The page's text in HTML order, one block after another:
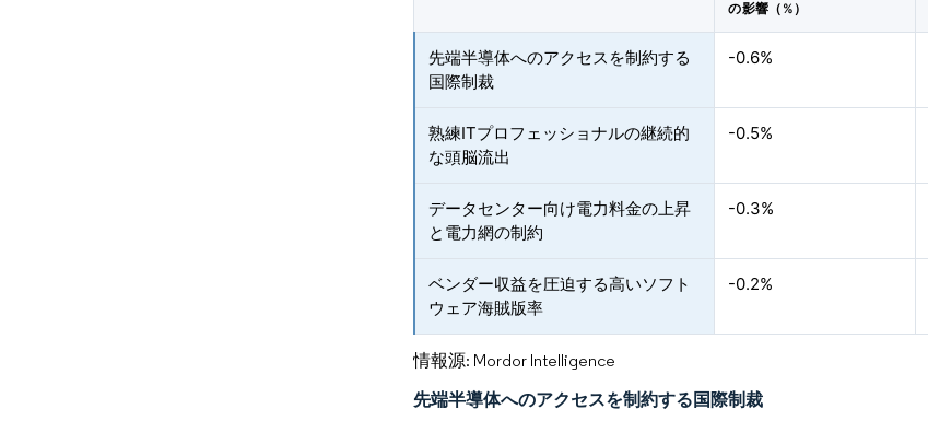
の影響（%）
先端半導体へのアクセスを制約する
国際制裁
-0.6%
熟練ITプロフェッショナルの継続的
な頭脳流出
-0.5%
データセンター向け電力料金の上昇
と電力網の制約
-0.3%
ベンダー収益を圧迫する高いソフト
ウェア海賊版率
-0.2%
情報源: Mordor Intelligence
先端半導体へのアクセスを制約する国際制裁